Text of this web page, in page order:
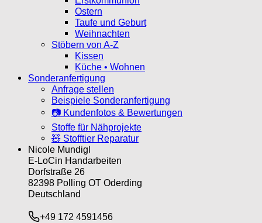
Ostern
Taufe und Geburt
Weihnachten
Stöbern von A-Z
Kissen
Küche • Wohnen
Sonderanfertigung
Anfrage stellen
Beispiele Sonderanfertigung
📷 Kundenfotos & Bewertungen
Stoffe für Nähprojekte
🧸 Stofftier Reparatur
Nicole Mundigl
E-LoCin Handarbeiten
Dorfstraße 26
82398 Polling OT Oderding
Deutschland
+49 172 4591456